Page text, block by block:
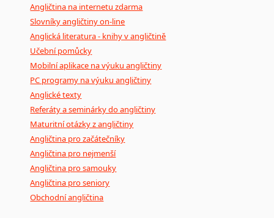
Angličtina na internetu zdarma
Slovníky angličtiny on-line
Anglická literatura - knihy v angličtině
Učební pomůcky
Mobilní aplikace na výuku angličtiny
PC programy na výuku angličtiny
Anglické texty
Referáty a seminárky do angličtiny
Maturitní otázky z angličtiny
Angličtina pro začátečníky
Angličtina pro nejmenší
Angličtina pro samouky
Angličtina pro seniory
Obchodní angličtina